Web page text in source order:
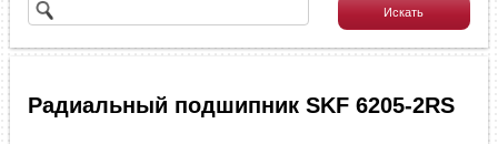
Радиальный подшипник SKF 6205-2RS